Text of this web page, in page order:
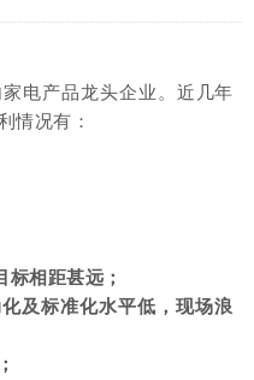
电产品龙头企业。 近几年
情况有：
相距甚远；
及标准化水平低，现场浪